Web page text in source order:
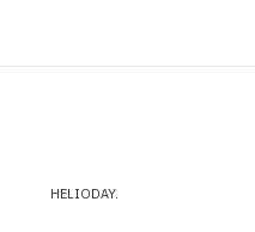
HELIODAY